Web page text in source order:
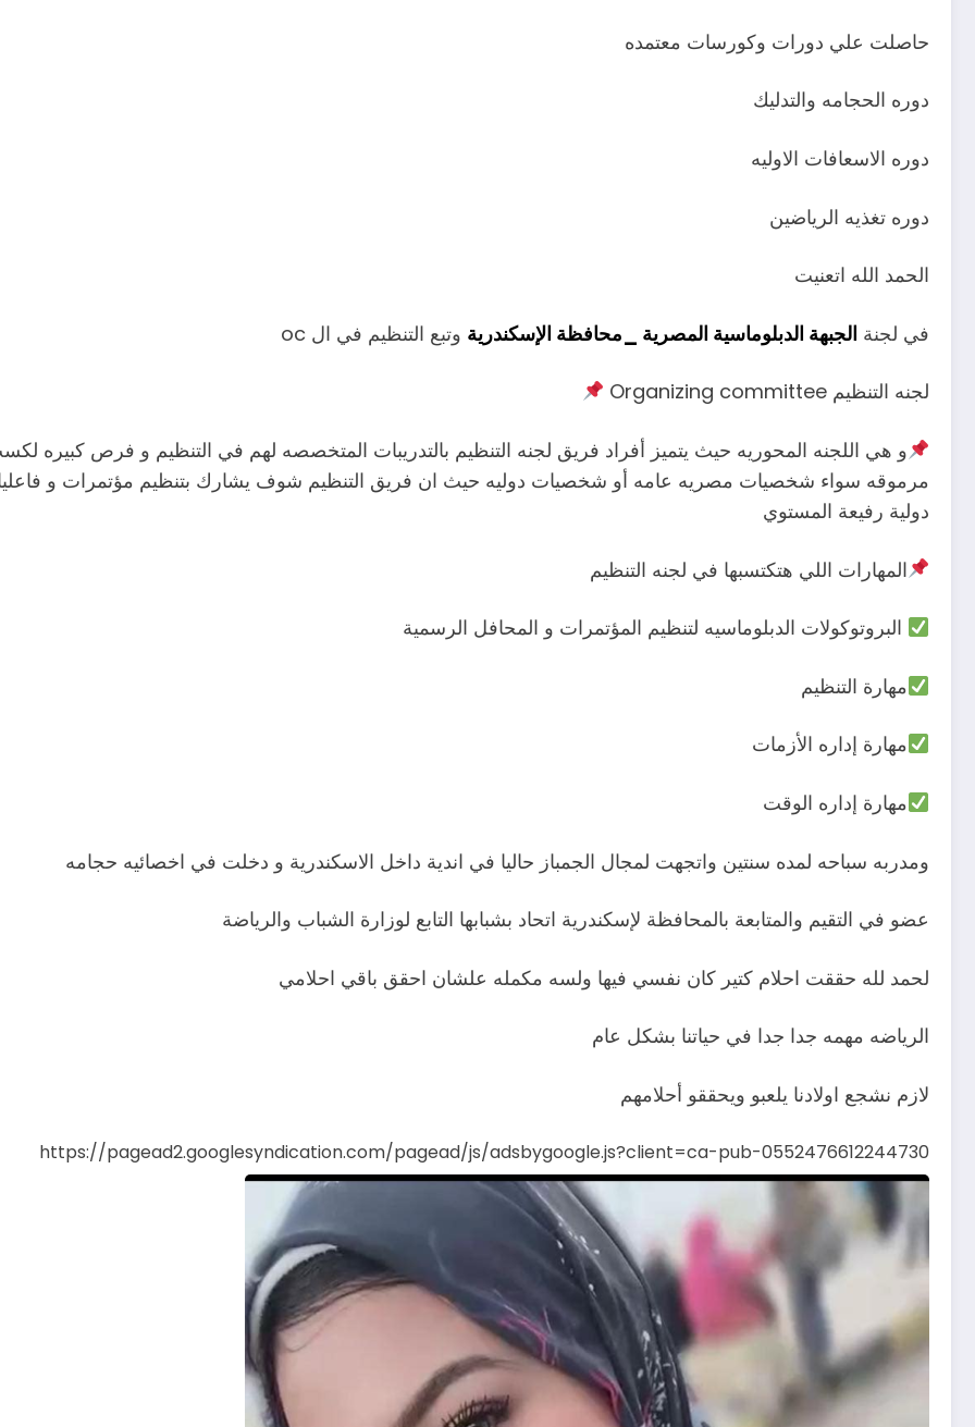
حاصلت علي دورات وكورسات معتمده
دوره الحجامه والتدليك
دوره الاسعافات الاوليه
دوره تغذيه الرياضين
الحمد الله اتعنيت
في لجنة الجبهة الدبلوماسية المصرية _محافظة الإسكندرية وتبع التنظيم في ال oc
لجنه التنظيم Organizing committee
و هي اللجنه المحوريه حيث يتميز أفراد فريق لجنه التنظيم بالتدريبات المتخصصه لهم في التنظيم و فرص كبيره
مرموقه سواء شخصيات مصريه عامه أو شخصيات دوليه حيث ان فريق التنظيم شوف يشارك بتنظيم مؤتمرات و
دولية رفيعة المستوي
المهارات اللي هتكتسبها في لجنه التنظيم
البروتوكولات الدبلوماسيه لتنظيم المؤتمرات و المحافل الرسمية
مهارة التنظيم
مهارة إداره الأزمات
مهارة إداره الوقت
ومدربه سباحه لمده سنتين واتجهت لمجال الجمباز حاليا في اندية داخل الاسكندرية و دخلت في اخصائيه حجامه
عضو في التقيم والمتابعة بالمحافظة لإسكندرية اتحاد بشبابها التابع لوزارة الشباب والرياضة
لحمد لله حققت احلام كتير كان نفسي فيها ولسه مكمله علشان احقق باقي احلامي
الرياضه مهمه جدا جدا في حياتنا بشكل عام
لازم نشجع اولادنا يلعبو ويحققو أحلامهم
https://pagead2.googlesyndication.com/pagead/js/adsbygoogle.js?client=ca-pub-0552476612244730